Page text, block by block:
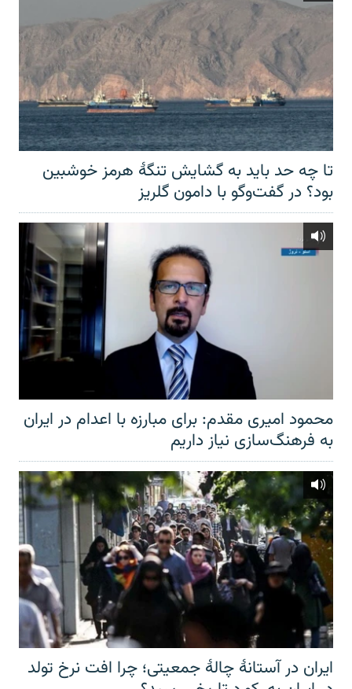
تا چه حد باید به گشایش تنگهٔ هرمز خوشبین
بود؟ در گفت‌وگو با دامون گلریز
محمود امیری مقدم: برای مبارزه با اعدام در ایران
به فرهنگ‌سازی نیاز داریم
ایران در آستانهٔ چالهٔ جمعیتی؛ چرا افت نرخ تولد